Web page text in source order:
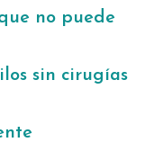
no puede
sin cirugías